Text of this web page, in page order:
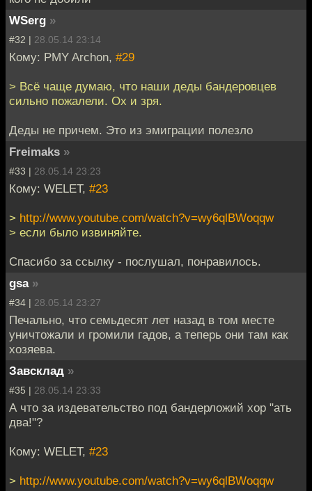
WSerg »
#32 | 28.05.14 23:14
Кому: PMY Archon, #29
> Всё чаще думаю, что наши деды бандеровцев
сильно пожалели. Ох и зря.
Деды не причем. Это из эмиграции полезло
Freimaks »
#33 | 28.05.14 23:23
Кому: WELET, #23
> http://www.youtube.com/watch?v=wy6qlBWoqqw
> если было извиняйте.
Спасибо за ссылку - послушал, понравилось.
gsa »
#34 | 28.05.14 23:27
Печально, что семьдесят лет назад в том месте
уничтожали и громили гадов, а теперь они там как
хозяева.
Завсклад »
#35 | 28.05.14 23:33
А что за издевательство под бандерложий хор "ать
два!"?
Кому: WELET, #23
> http://www.youtube.com/watch?v=wy6qlBWoqqw